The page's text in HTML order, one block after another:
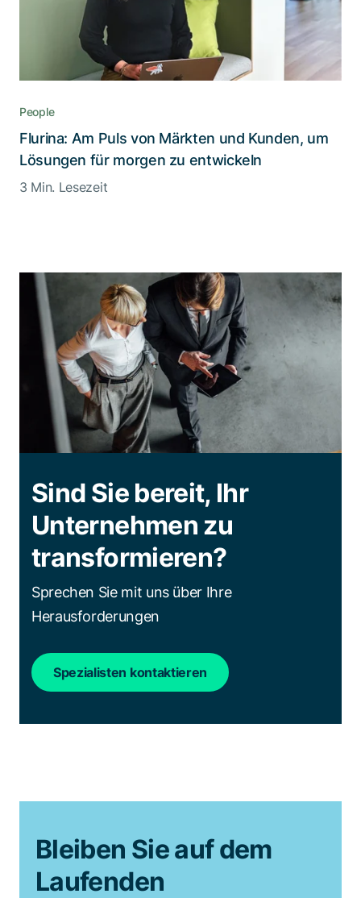
People
Flurina: Am Puls von Märkten und Kunden, um
Lösungen für morgen zu entwickeln
3 Min. Lesezeit
Sind Sie bereit, Ihr
Unternehmen zu
transformieren?
Sprechen Sie mit uns über Ihre
Herausforderungen
Spezialisten kontaktieren
Bleiben Sie auf dem
Laufenden